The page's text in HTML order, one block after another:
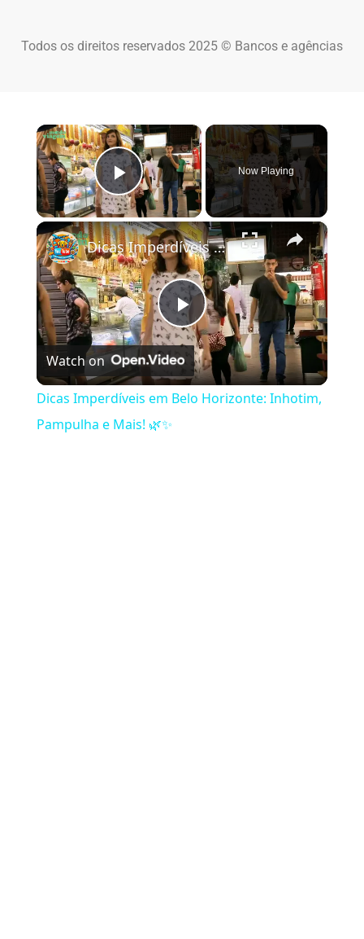
Todos os direitos reservados 2025 © Bancos e agências
×
Play Video
Now Playing
×
Play Video
Dicas Imperdíveis em Belo Horizonte: Inhotim, Pampulha e Mais! 🌿✨
Watch on
Dicas Imperdíveis em Belo Horizonte: Inhotim,
Pampulha e Mais! 🌿✨